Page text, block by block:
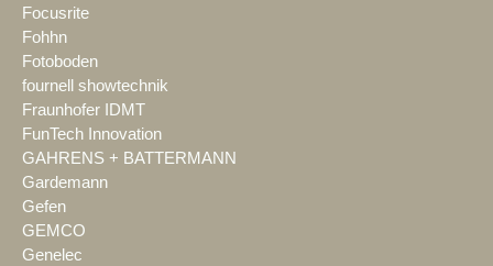
Focusrite
Fohhn
Fotoboden
fournell showtechnik
Fraunhofer IDMT
FunTech Innovation
GAHRENS + BATTERMANN
Gardemann
Gefen
GEMCO
Genelec